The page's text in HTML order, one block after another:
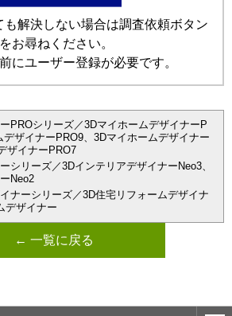
解決しない場合は調査依頼ボタン
お尋ねください。
にユーザー登録が必要です。
PROシリーズ／3DマイホームデザイナーP
デザイナーPRO9、3Dマイホームデザイナー
ザイナーPRO7
シリーズ／3DインテリアデザイナーNeo3、
Neo2
ナーシリーズ／3D住宅リフォームデザイナ
デザイナー
← 一覧に戻る